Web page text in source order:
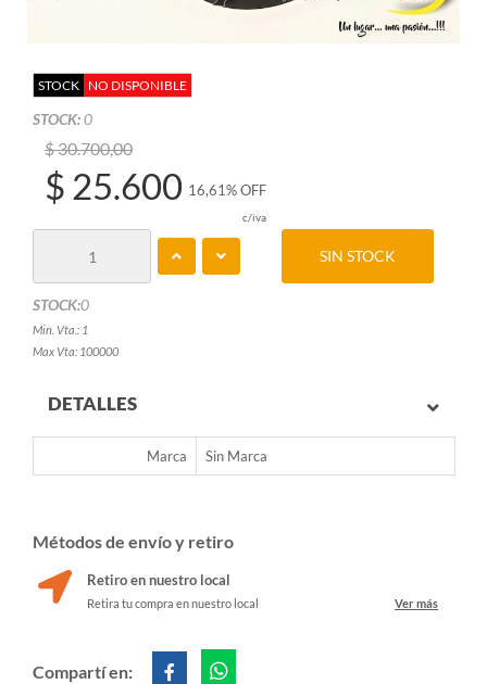
STOCK NO DISPONIBLE
STOCK:0
$ 30.700,00
$ 25.600 16,61% OFF
c/iva
STOCK:0
Min. Vta.: 1
Max Vta: 100000
SIN STOCK
DETALLES
Marca Sin Marca
Métodos de envío y retiro
Retiro en nuestro local
Retira tu compra en nuestro local Ver más
Compartí en: